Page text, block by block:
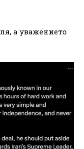
а уважението